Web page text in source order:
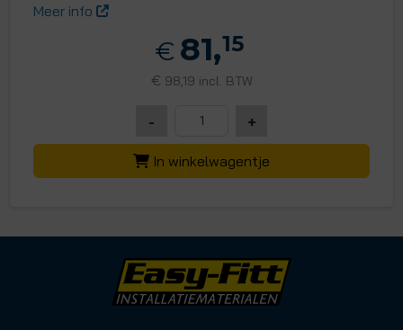
Meer info
€ 81,15
€ 98,19 incl. BTW
- +
In winkelwagentje